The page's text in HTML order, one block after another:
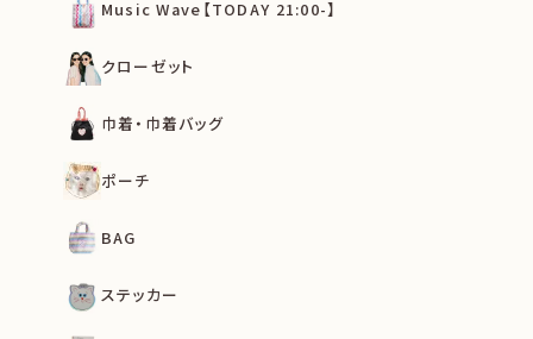
Music Wave【TODAY 21:00-】
クローゼット
巾着・巾着バッグ
ポーチ
BAG
ステッカー